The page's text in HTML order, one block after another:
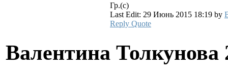
Гр.(с)
Last Edit: 29 Июнь 2015 18:19 by
Reply Quote
Валентина Толкунова